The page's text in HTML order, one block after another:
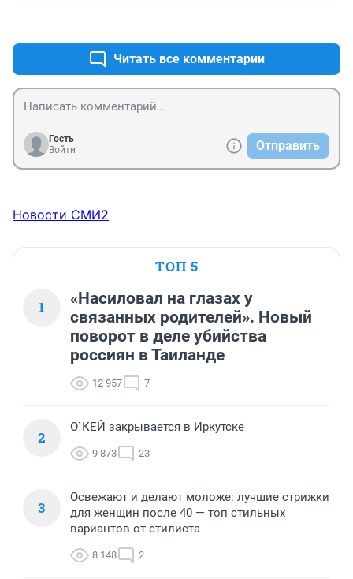
Читать все комментарии
Гость
Войти
Отправить
Новости СМИ2
ТОП 5
1
«Насиловал на глазах у
связанных родителей». Новый
поворот в деле убийства
россиян в Таиланде
12 957 7
2
О`КЕЙ закрывается в Иркутске
9 873 23
3
Освежают и делают моложе: лучшие стрижки
для женщин после 40 — топ стильных
вариантов от стилиста
8 148 2